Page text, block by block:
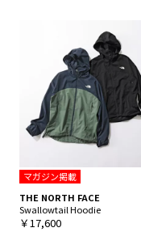
マガジン掲載
THE NORTH FACE
Swallowtail Hoodie
￥17,600